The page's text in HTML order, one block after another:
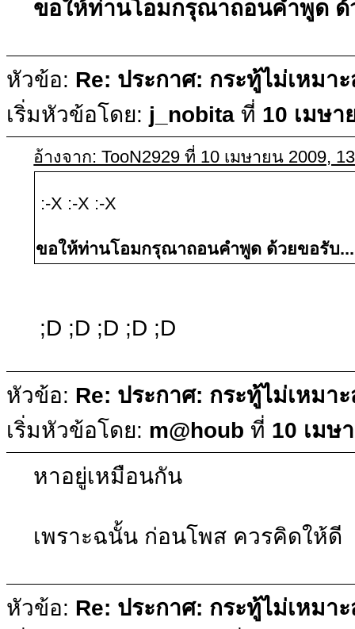
ขอให้ท่านโอมกรุณาถอนคำพูด ด้
หัวข้อ: Re: ประกาศ: กระทู้ไม่เหมา
เริ่มหัวข้อโดย: j_nobita ที่ 10 เมษา
อ้างจาก: TooN2929 ที่ 10 เมษายน 2009,
:-X :-X :-X
ขอให้ท่านโอมกรุณาถอนคำพูด ด้วยขอรับ
;D ;D ;D ;D ;D
หัวข้อ: Re: ประกาศ: กระทู้ไม่เหมา
เริ่มหัวข้อโดย: m@houb ที่ 10 เมษ
หาอยู่เหมือนกัน
เพราะฉนั้น ก่อนโพส ควรคิดให้
หัวข้อ: Re: ประกาศ: กระทู้ไม่เหมา